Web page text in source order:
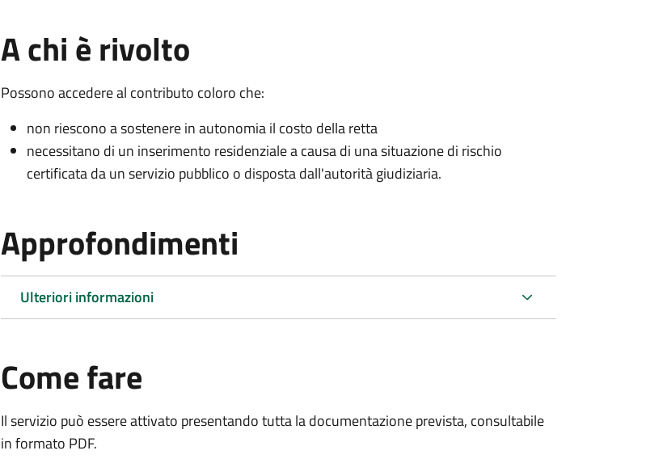
A chi è rivolto
Possono accedere al contributo coloro che:
non riescono a sostenere in autonomia il costo della retta
necessitano di un inserimento residenziale a causa di una situazione di rischio
certificata da un servizio pubblico o disposta dall'autorità giudiziaria.
Approfondimenti
Ulteriori informazioni
Come fare
Il servizio può essere attivato presentando tutta la documentazione prevista, consultabile
in formato PDF.